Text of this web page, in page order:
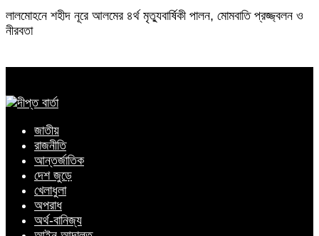
লালমোহনে শহীদ নূরে আলমের ৪র্থ মৃত্যুবার্ষিকী পালন, মোমবাতি প্রজ্জ্বলন ও
নীরবতা
জাতীয়
রাজনীতি
আন্তর্জাতিক
দেশ জুড়ে
খেলাধুলা
অপরাধ
অর্থ-বানিজ্য